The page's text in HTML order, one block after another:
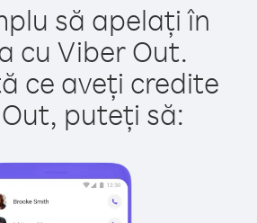
să apelați în
cu Viber Out.
ce aveți credite
puteți să: